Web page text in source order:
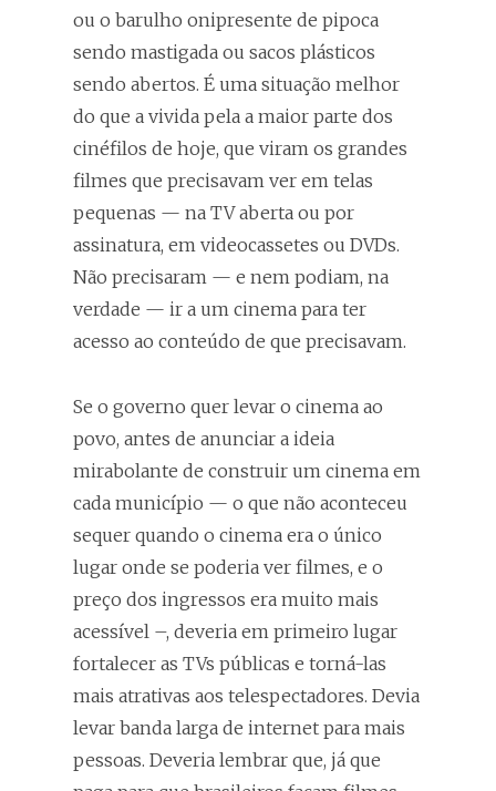
ou o barulho onipresente de pipoca
sendo mastigada ou sacos plásticos
sendo abertos. É uma situação melhor
do que a vivida pela a maior parte dos
cinéfilos de hoje, que viram os grandes
filmes que precisavam ver em telas
pequenas — na TV aberta ou por
assinatura, em videocassetes ou DVDs.
Não precisaram — e nem podiam, na
verdade — ir a um cinema para ter
acesso ao conteúdo de que precisavam.
Se o governo quer levar o cinema ao
povo, antes de anunciar a ideia
mirabolante de construir um cinema em
cada município — o que não aconteceu
sequer quando o cinema era o único
lugar onde se poderia ver filmes, e o
preço dos ingressos era muito mais
acessível –, deveria em primeiro lugar
fortalecer as TVs públicas e torná-las
mais atrativas aos telespectadores. Devia
levar banda larga de internet para mais
pessoas. Deveria lembrar que, já que